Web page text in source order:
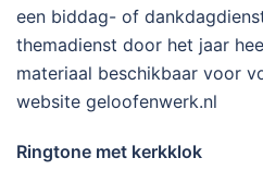
een biddag- of
themadienst door het jaar
materiaal beschikbaar voor
website geloofenwerk.nl
Ringtone met kerkklok